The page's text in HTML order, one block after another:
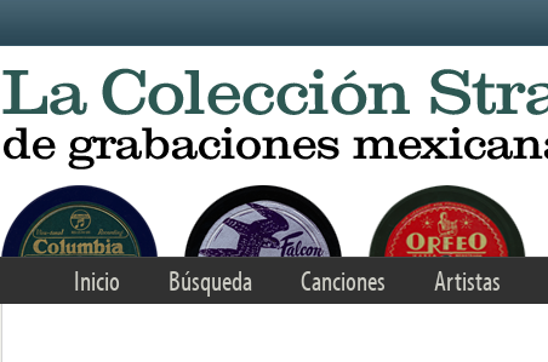
Inicio Búsqueda Canciones Artistas